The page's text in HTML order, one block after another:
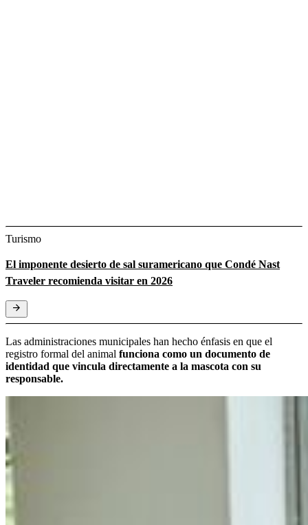
Turismo
El imponente desierto de sal suramericano que Condé Nast
Traveler recomienda visitar en 2026
Las administraciones municipales han hecho énfasis en que el
registro formal del animal funciona como un documento de
identidad que vincula directamente a la mascota con su
responsable.